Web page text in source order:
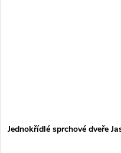
Jednokřídlé sprchové dveře